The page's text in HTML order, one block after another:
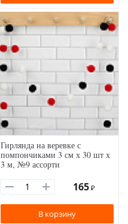
Гирлянда на веревке с
помпончиками 3 см х 30 шт х
3 м, №9 ассорти
165 ₽
В корзину